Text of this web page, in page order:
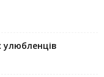
улюбленців